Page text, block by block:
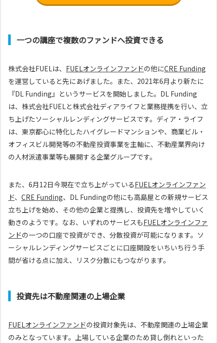
一つの講座で複数のファンドへ投資できる
株式会社FUELは、 FUELオンラインファンドの他にCRE Funding
を運営していると先にあげました。また、2021年6月より新たに
『DL Funding』というサービスを開始しました。DL Funding
は、株式会社FUELと株式会社ディアライフと業務提携を行い、立
ち上げたソーシャルレンディングサービスです。ディア・ライフ
は、東京都心に特化したハイグレードマンションや、商業ビル・
オフィスビル開発等の不動産投資事業を主軸に、不動産業界向け
の人材派遣事業等も展開する企業グループです。
また、6月12日今現在で立ち上がっているFUELオンラインファン
ド、 CRE Funding、DL Fundingの他にも高島屋との新規サービス
立ち上げを始め、その他の企業と提携し、投資先を増やしていく
動きのようです。なお、いずれのサービスもFUELオンラインファ
ンドの一つの口座で投資ができ、分散投資が可能になります。ソ
ーシャルレンディングサービスごとに口座開設をいちいち行う手
間が省ける点に加え、リスク分散にもつながります。
投資先は不動産関連の上場企業
FUELオンラインファンドの投資対象先は、不動産関連の上場企業
のみとなっています。上場している企業のため貸し倒れといった